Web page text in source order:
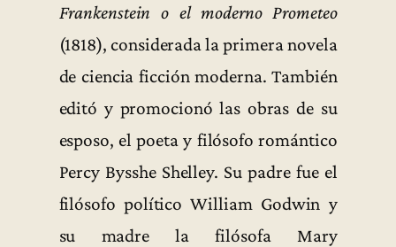
Frankenstein o el moderno Prometeo
(1818), considerada la primera novela
de ciencia ficción moderna. También
editó y promocionó las obras de su
esposo, el poeta y filósofo romántico
Percy Bysshe Shelley. Su padre fue el
filósofo político William Godwin y
su madre la filósofa Mary